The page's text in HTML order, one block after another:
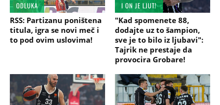
ODLUKA
RSS: Partizanu poništena
titula, igra se novi meč i
to pod ovim uslovima!
I ON JE LJUT!
"Kad spomenete 88,
dodajte uz to šampion,
sve je to bilo iz ljubavi":
Tajrik ne prestaje da
provocira Grobare!